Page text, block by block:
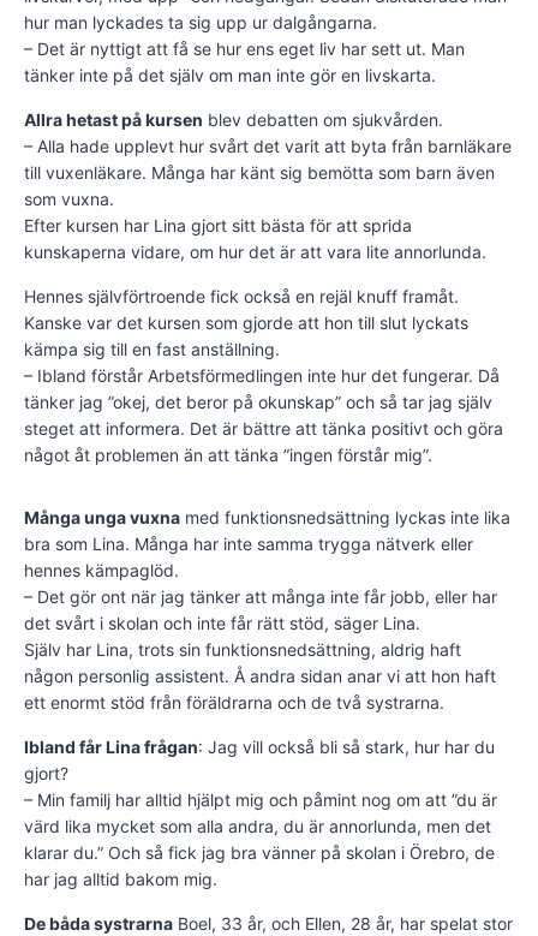
hur man lyckades ta sig upp ur dalgångarna.
– Det är nyttigt att få se hur ens eget liv har sett ut. Man
tänker inte på det själv om man inte gör en livskarta.
Allra hetast på kursen blev debatten om sjukvården.
– Alla hade upplevt hur svårt det varit att byta från barnläkare
till vuxenläkare. Många har känt sig bemötta som barn även
som vuxna.
Efter kursen har Lina gjort sitt bästa för att sprida
kunskaperna vidare, om hur det är att vara lite annorlunda.
Hennes självförtroende fick också en rejäl knuff framåt.
Kanske var det kursen som gjorde att hon till slut lyckats
kämpa sig till en fast anställning.
– Ibland förstår Arbetsförmedlingen inte hur det fungerar. Då
tänker jag ”okej, det beror på okunskap” och så tar jag själv
steget att informera. Det är bättre att tänka positivt och göra
något åt problemen än att tänka ”ingen förstår mig”.
Många unga vuxna med funktionsnedsättning lyckas inte lika
bra som Lina. Många har inte samma trygga nätverk eller
hennes kämpaglöd.
– Det gör ont när jag tänker att många inte får jobb, eller har
det svårt i skolan och inte får rätt stöd, säger Lina.
Själv har Lina, trots sin funktionsnedsättning, aldrig haft
någon personlig assistent. Å andra sidan anar vi att hon haft
ett enormt stöd från föräldrarna och de två systrarna.
Ibland får Lina frågan: Jag vill också bli så stark, hur har du
gjort?
– Min familj har alltid hjälpt mig och påmint nog om att ”du är
värd lika mycket som alla andra, du är annorlunda, men det
klarar du.” Och så fick jag bra vänner på skolan i Örebro, de
har jag alltid bakom mig.
De båda systrarna Boel, 33 år, och Ellen, 28 år, har spelat stor